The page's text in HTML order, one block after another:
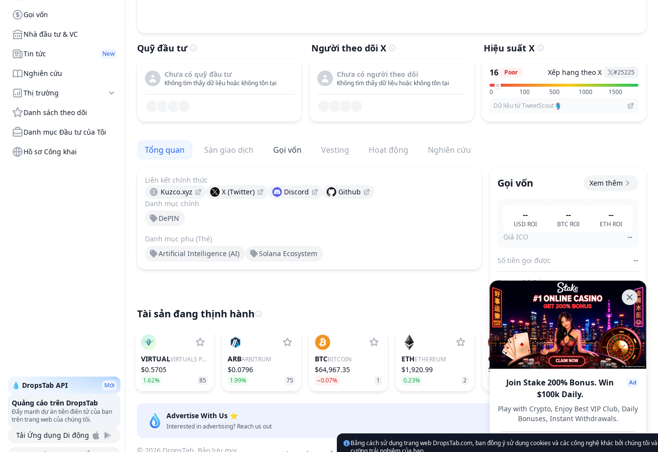
Gọi vốn
Nhà đầu tư & VC
Tin tức New
Nghiên cứu
Thị trường
Danh sách theo dõi
Danh mục Đầu tư của Tôi
Hồ sơ Công khai
💧 DropsTab API Mới
Quảng cáo trên DropsTab
Đẩy mạnh dự án tiền điện tử của bạn
trên trang web của chúng tôi.
Tải Ứng dụng Di động
Quỹ đầu tư
Chưa có quỹ đầu tư
Không tìm thấy dữ liệu hoặc không tồn tại
Người theo dõi X
Chưa có người theo dõi
Không tìm thấy dữ liệu hoặc không tồn tại
Hiệu suất X
16 Poor Xếp hạng theo X #25225
0 100 500 1000
1500
Dữ liệu từ TweetScout
Tổng quan Sàn giao dịch Gọi vốn Vesting Hoạt động Nghiên cứu
Gọi vốn Xem thêm
--
USD ROI
--
BTC ROI
--
ETH ROI
Giá ICO --
Số tiền gọi được --
Tokens Đã Bán --
Danh mục chính
DePIN
Danh mục phụ (Thẻ)
Artificial Intelligence (AI)
Solana Ecosystem
Liên kết chính thức
Kuzco.xyz
X (Twitter) Discord Github
Tài sản đang thịnh hành
VIRTUAL VIRTUALS PROTOCOL
$0.5705
1.62% 85
ARBARBITRUM
$0.0796
1.99% 75
BTCBITCOIN
$64,967.35
−0.07% 1
ETHETHEREUM
$1,920.99
0.23% 2
OPNOPINION
$0.0544
3.29% 1061
Advertise With Us ⭐️
Interested in advertising? Reach us out DropsTab.com
Bằng cách sử dụng trang web DropsTab.com, bạn đồng ý sử dụng cookies và các công nghệ khác bởi chúng tôi
Join Stake 200% Bonus. Win
$100k Daily.
Play with Crypto, Enjoy Best VIP Club, Daily
Bonuses, Instant Withdrawals.
Join Now